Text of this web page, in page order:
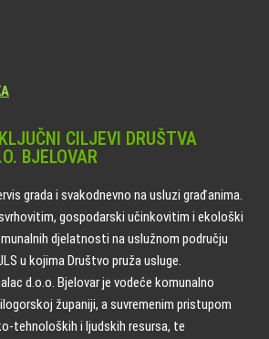
CILJEVI DRUŠTVA
BJELOVAR
grada i svakodnevno na usluzi građanima.
gospodarski učinkovitim i ekološki
djelatnosti na uslužnom području
u kojima Društvo pruža usluge.
d.o.o. Bjelovar je vodeće komunalno
županiji, a suvremenim pristupom
tehnoloških i ljudskih resursa, te